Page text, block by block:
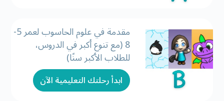
مقدمة في علوم الحاسوب لعمر 5-
8 (مع تنوع أكبر في الدروس،
للطلاب الأكبر سنًا)
ابدأ رحلتك التعليمية الآن